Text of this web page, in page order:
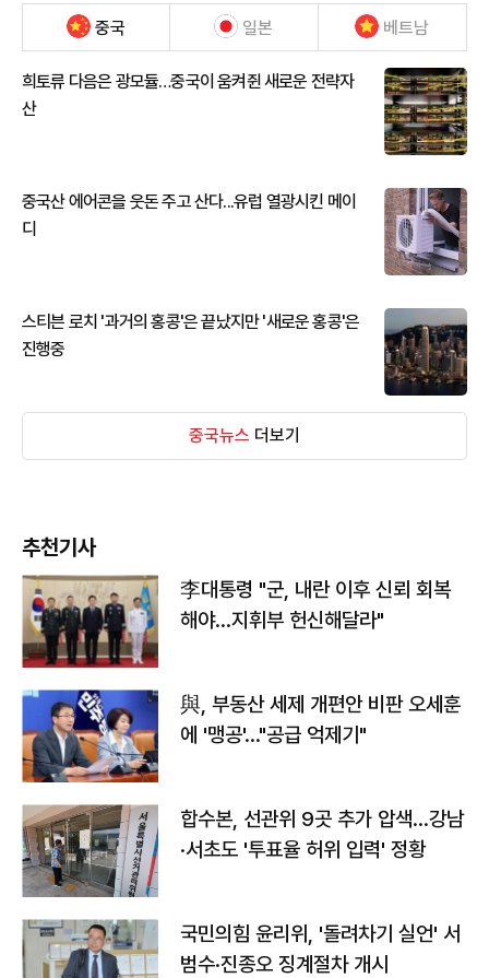
중국 일본 베트남
희토류 다음은 광모듈…중국이 움켜쥔 새로운 전략자
산
중국산 에어콘을 웃돈 주고 산다...유럽 열광시킨 메이
디
스티븐 로치 '과거의 홍콩'은 끝났지만 '새로운 홍콩'은
진행중
중국뉴스 더보기
추천기사
李대통령 "군, 내란 이후 신뢰 회복
해야…지휘부 헌신해달라"
與, 부동산 세제 개편안 비판 오세훈
에 '맹공'…"공급 억제기"
합수본, 선관위 9곳 추가 압색…강남
·서초도 '투표율 허위 입력' 정황
국민의힘 윤리위, '돌려차기 실언' 서
범수·진종오 징계절차 개시